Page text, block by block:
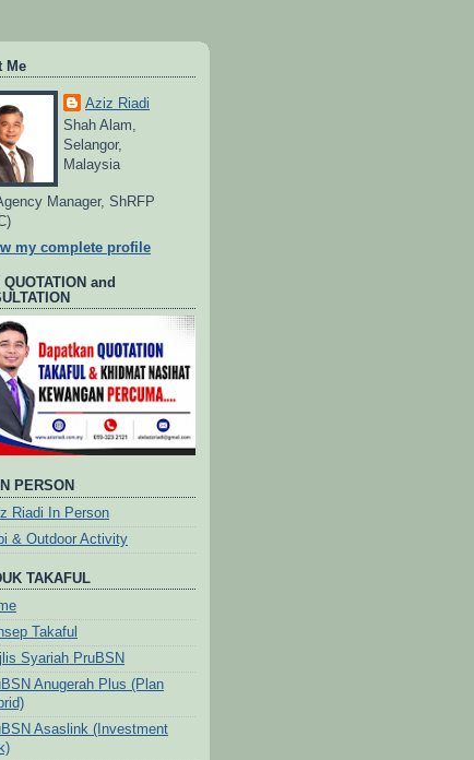
Me
Aziz Riadi
Shah Alam,
Selangor,
Malaysia
Manager, ShRFP
my complete profile
QUOTATION and
PERSON
Riadi In Person
& Outdoor Activity
TAKAFUL
Takaful
Syariah PruBSN
Anugerah Plus (Plan
Asaslink (Investment